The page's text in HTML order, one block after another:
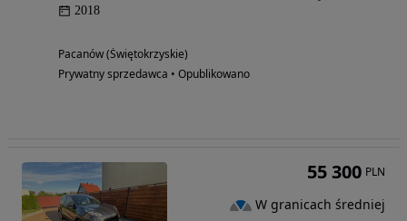
2018
Pacanów (Świętokrzyskie)
Prywatny sprzedawca • Opublikowano
55 300 PLN
W granicach średniej